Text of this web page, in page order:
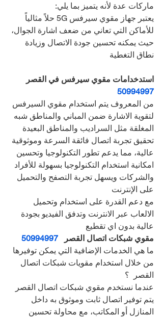
ماركات عدة لأنه يتميز بما يلي:
يعتبر جهاز مقوي سيرفس 5G حلاً مثالياً
للأماكن التي تعاني من ضعف اشارة الجوال،
حيث يمكنه تحسين جودة الاتصال وزيادة
نطاق التغطية
استدخدامات مقوي سيرفس في القصر
50994997
من المعروف يتم استخدام مقوي السيرفس
لتقوية الاشارة ضمن المباني والمناطق شبه
المغلقة مثل السراديب والمناطق البعيدة
تحقيق تجربة اتصال فائقة السرعة وموثوقية
عالية، مما يدعم تطور التكنولوجيا وتحسين
امكانية استخدام التكنولوجيا بسهولة للأفراد
والشركات ويسهل تجربة التصفح والتحميل
على الإنترنت
مع دعم القدرة على استخدام وتحميل
الالعاب عبر الانترنت وتدفق الفيديو بجودة
عالية بدون اي تقطيع
مقوي شبكات اتصال القصر 50994997
ما هي الخدمات الإضافية التي يمكن توفيرها
من خلال استخدام مقويات شبكات اتصال
القصر  ؟
عندما نستخدم مقوي شبكات اتصال القصر
يتم توفير اتصال ثابت وموثوق به داخل
المنازل أو المكاتب، مع محاولة تحسين